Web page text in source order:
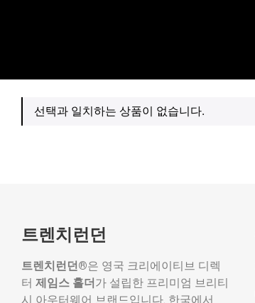
선택과 일치하는 상품이 없습니다.
트렌치런던
트렌치런던®은 영국 크리에이티브 디렉
터 제임스 홀더가 설립한 프리미엄 브리티
시 아우터웨어 브랜드입니다. 한국에서